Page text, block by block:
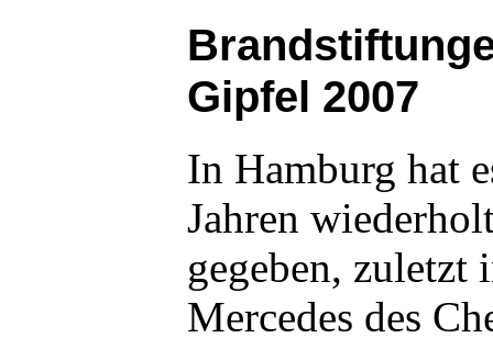
Gipfel 2007
In Hamburg hat
Jahren
gegeben, zuletzt
Mercedes des